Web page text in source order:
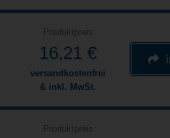
Produktpreis
16,21 €
versandkostenfrei
& inkl. MwSt.
Produktpreis